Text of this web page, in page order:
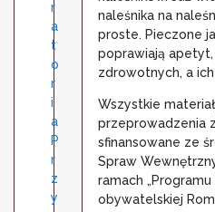
r
a
t
o
r
i
a
P
r
z
y
naleśnika na
proste. Pieczone
poprawiają
zdrowotnych, a
Wszystkie
przeprowadzenia
sfinansowane ze
Spraw
ramach
obywatelskiej